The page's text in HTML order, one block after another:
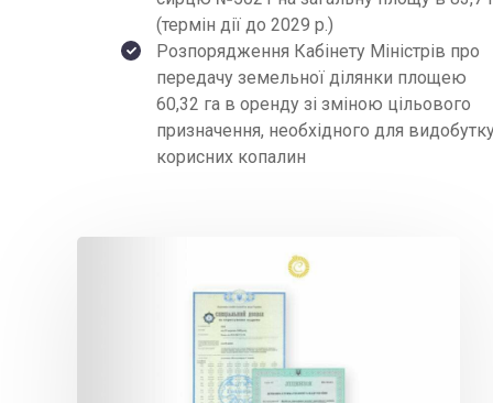
(термін дії до 2029 р.)
Розпорядження Кабінету Міністрів про
передачу земельної ділянки площею
60,32 га в оренду зі зміною цільового
призначення, необхідного для
корисних копалин